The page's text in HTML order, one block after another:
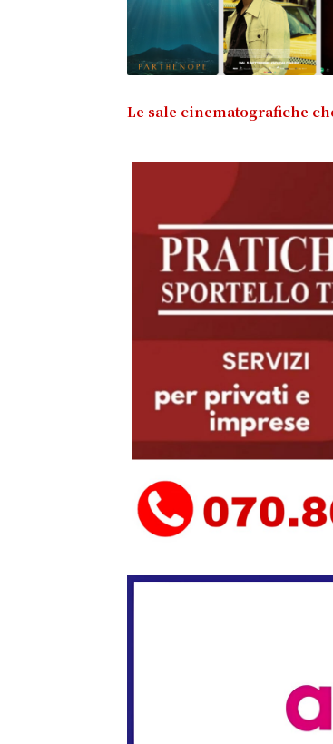
Le sale cinematografiche